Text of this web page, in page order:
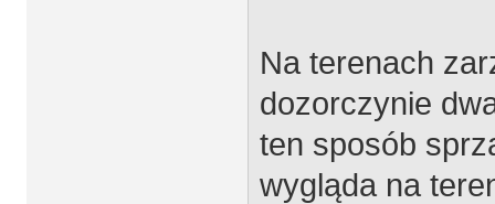
Na terenach
dozorczynie
ten sposób
wygląda na